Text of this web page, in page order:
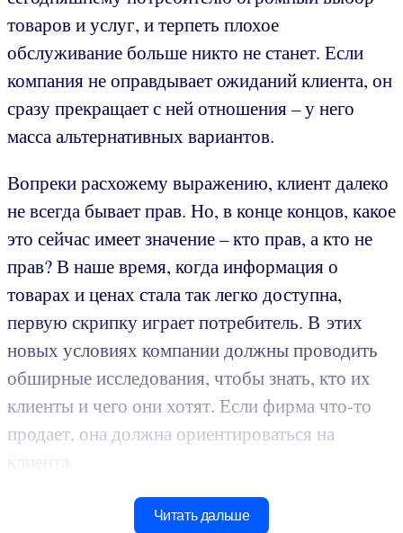
товаров и услуг, и терпеть плохое
обслуживание больше никто не станет. Если
компания не оправдывает ожиданий клиента, он
сразу прекращает с ней отношения – у него
масса альтернативных вариантов.
Вопреки расхожему выражению, клиент далеко
не всегда бывает прав. Но, в конце концов, какое
это сейчас имеет значение – кто прав, а кто не
прав? В наше время, когда информация о
товарах и ценах стала так легко доступна,
первую скрипку играет потребитель. В этих
новых условиях компании должны проводить
обширные исследования, чтобы знать, кто их
клиенты и чего они хотят. Если фирма что-то
продает, она должна ориентироваться на
Читать дальше